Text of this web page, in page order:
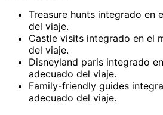
Treasure hunts integrado en
del viaje.
Castle visits integrado en el
del viaje.
Disneyland paris integrado
adecuado del viaje.
Family-friendly guides
adecuado del viaje.